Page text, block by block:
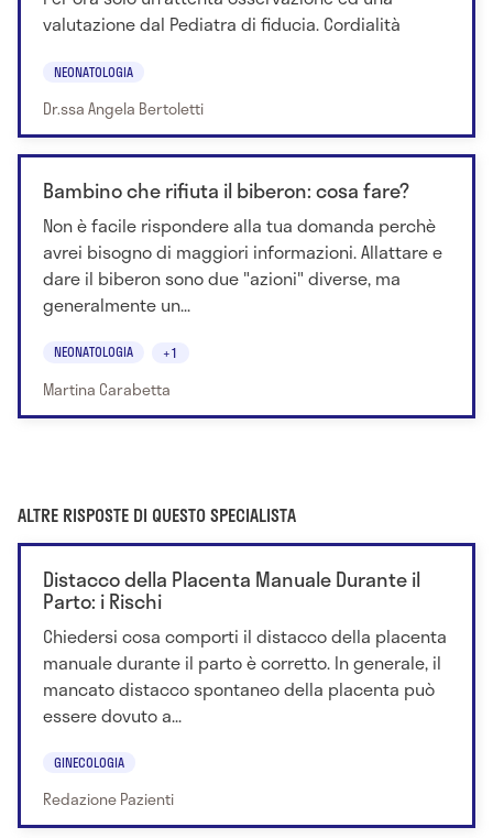
valutazione dal Pediatra di fiducia. Cordialità
NEONATOLOGIA
Dr.ssa Angela Bertoletti
Bambino che rifiuta il biberon: cosa fare?
Non è facile rispondere alla tua domanda perchè
avrei bisogno di maggiori informazioni. Allattare e
dare il biberon sono due "azioni" diverse, ma
generalmente un...
NEONATOLOGIA +1
Martina Carabetta
ALTRE RISPOSTE DI QUESTO SPECIALISTA
Distacco della Placenta Manuale Durante il
Parto: i Rischi
Chiedersi cosa comporti il distacco della placenta
manuale durante il parto è corretto. In generale, il
mancato distacco spontaneo della placenta può
essere dovuto a...
GINECOLOGIA
Redazione Pazienti